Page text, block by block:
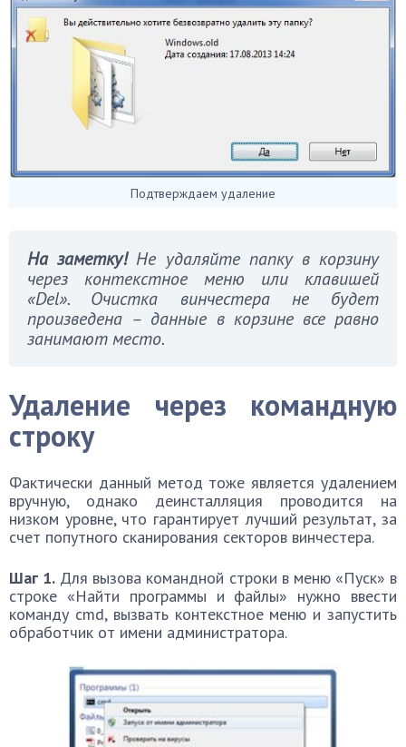
Подтверждаем удаление
На заметку!Не удаляйте папку в корзину
через контекстное меню или клавишей
«Del». Очистка винчестера не будет
произведена – данные в корзине все равно
занимают место.
Удаление через командную
строку
Фактически данный метод тоже является удалением
вручную, однако деинсталляция проводится на
низком уровне, что гарантирует лучший результат, за
счет попутного сканирования секторов винчестера.
Шаг 1. Для вызова командной строки в меню «Пуск» в
строке «Найти программы и файлы» нужно ввести
команду cmd, вызвать контекстное меню и запустить
обработчик от имени администратора.